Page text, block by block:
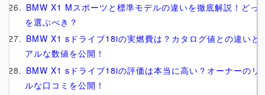
BMW X1 Mスポーツと標準モデルの違いを徹底解説！どっ
を選ぶべき？
BMW X1 sドライブ18iの実燃費は？カタログ値との違いと
アルな数値を公開！
BMW X1 sドライブ18iの評価は本当に高い？オーナーのリ
ルな口コミを公開！